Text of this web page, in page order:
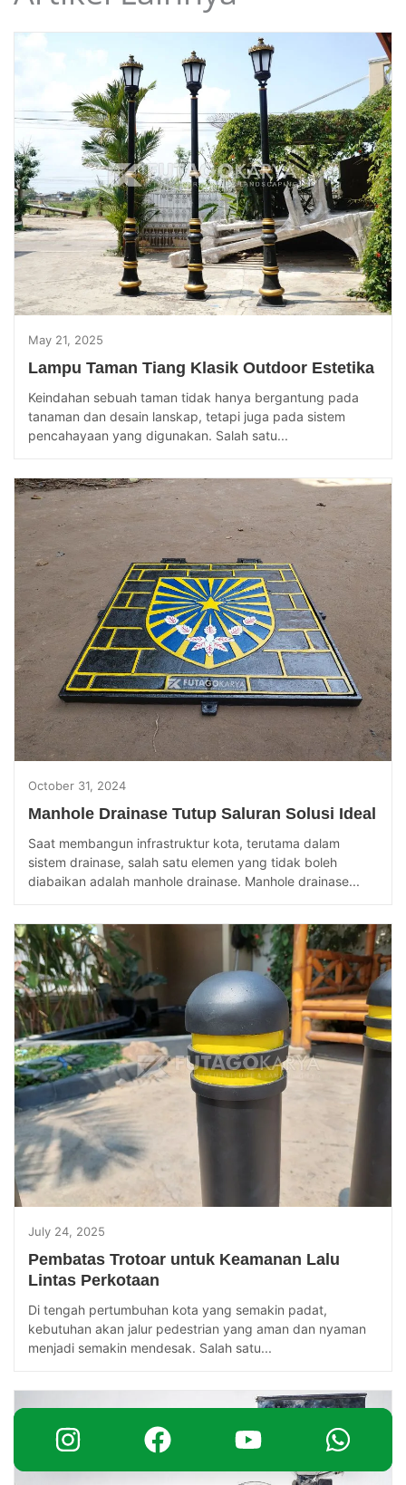
May 21, 2025
Lampu Taman Tiang Klasik Outdoor Estetika
Keindahan sebuah taman tidak hanya bergantung pada
tanaman dan desain lanskap, tetapi juga pada sistem
pencahayaan yang digunakan. Salah satu...
October 31, 2024
Manhole Drainase Tutup Saluran Solusi Ideal
Saat membangun infrastruktur kota, terutama dalam
sistem drainase, salah satu elemen yang tidak boleh
diabaikan adalah manhole drainase. Manhole drainase...
July 24, 2025
Pembatas Trotoar untuk Keamanan Lalu
Lintas Perkotaan
Di tengah pertumbuhan kota yang semakin padat,
kebutuhan akan jalur pedestrian yang aman dan nyaman
menjadi semakin mendesak. Salah satu...